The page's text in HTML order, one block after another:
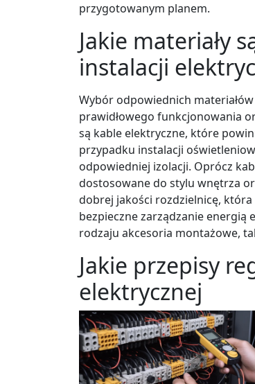
przygotowanym planem.
Jakie materiały
instalacji
Wybór odpowiednich
prawidłowego funkcjonowania
są kable elektryczne, które
przypadku instalacji
odpowiedniej izolacji. Oprócz
dostosowane do stylu wnętrza
dobrej jakości rozdzielnicę,
bezpieczne zarządzanie
rodzaju akcesoria montażowe,
Jakie przepisy
elektrycznej